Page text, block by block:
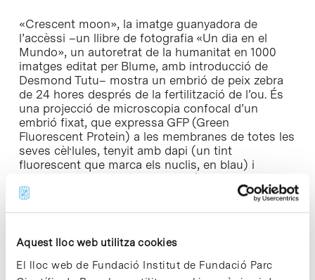
Aquest lloc web utilitza cookies
El lloc web de Fundació Institut de Fundació Parc
«Crescent moon», la imatge guanyadora de
l’accèssi –un llibre de fotografia «Un dia en el
Mundo», un autoretrat de la humanitat en 1000
imatges editat per Blume, amb introducció de
Desmond Tutu– mostra un embrió de peix zebra
de 24 hores després de la fertilització de l’ou. És
una projecció de microscopia confocal d’un
embrió fixat, que expressa GFP (Green
Fluorescent Protein) a les membranes de totes les
seves cèl·lules, tenyit amb dapi (un tint
fluorescent que marca els nuclis, en blau) i
Rhodamine Isothiocyanate
), que marca l’actina, en
A la convocatòria s’han presentat 27 imatges, que
han estat realitzades per personal vinculat a
instituts de recerca, empreses, plataformes